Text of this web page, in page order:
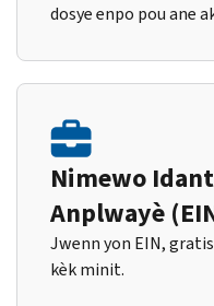
dosye enpo pou ane
Nimewo
Anplwayè
Jwenn yon EIN,
kèk minit.